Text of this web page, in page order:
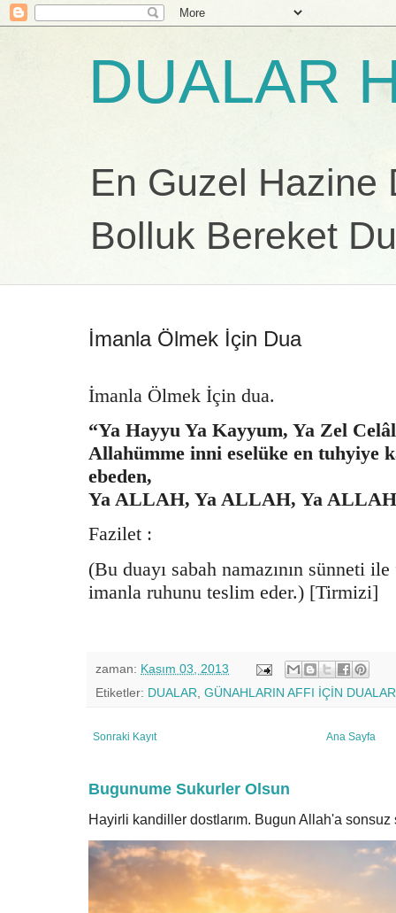
DUALAR
En Guzel Hazine
Bolluk Bereket
İmanla Ölmek İçin Dua
İmanla Ölmek İçin dua.
“Ya Hayyu Ya Kayyum, Ya Zel
Allahümme inni eselüke en tuhyiye
ebeden,
Ya ALLAH, Ya ALLAH, Ya
Fazilet :
(Bu duayı sabah namazının sünneti
imanla ruhunu teslim eder.) [Tirmizi]
zaman: Kasım 03, 2013
Etiketler: DUALAR, GÜNAHLARIN AFFI İÇİN DUALAR
Sonraki Kayıt Ana Sayfa
Bugunume Sukurler Olsun
Hayirli kandiller dostlarım. Bugun Allah'a